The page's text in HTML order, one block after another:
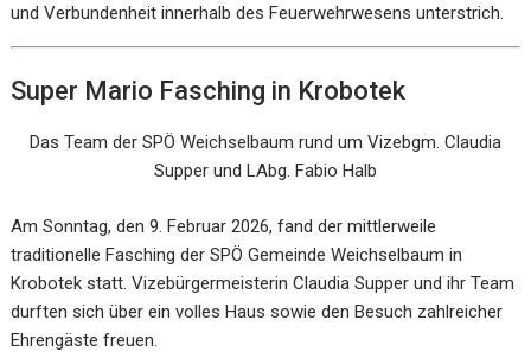
und Verbundenheit innerhalb des Feuerwehrwesens unterstrich.
Super Mario Fasching in Krobotek
Das Team der SPÖ Weichselbaum rund um Vizebgm. Claudia
Supper und LAbg. Fabio Halb
Am Sonntag, den 9. Februar 2026, fand der mittlerweile
traditionelle Fasching der SPÖ Gemeinde Weichselbaum in
Krobotek statt. Vizebürgermeisterin Claudia Supper und ihr Team
durften sich über ein volles Haus sowie den Besuch zahlreicher
Ehrengäste freuen.